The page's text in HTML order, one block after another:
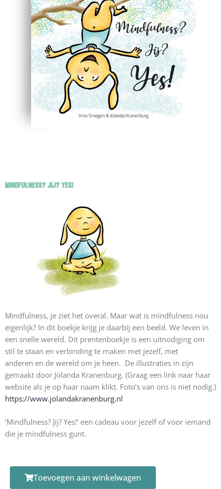
MINDFULNESS? JIJ? YES!
Mindfulness, je ziet het overal. Maar wat is mindfulness nou
eigenlijk? In dit boekje krijg je daarbij een beeld. We leven in
een snelle wereld. Dit prentenboekje is een uitnodiging om
stil te staan en verbinding te maken met jezelf, met
anderen en de wereld om je heen. De illustraties in zijn
gemaakt door Jolanda Kranenburg. (Graag een link naar haar
website als je op haar naam klikt. Foto’s van ons is niet nodig.)
https://www.jolandakranenburg.nl
‘Mindfulness? Jij? Yes!’ een cadeau voor jezelf of voor iemand
die je mindfulness gunt.
Toevoegen aan winkelwagen